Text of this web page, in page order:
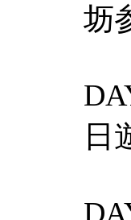
坜
日